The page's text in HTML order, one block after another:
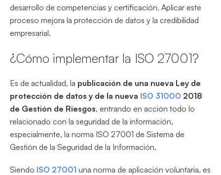
desarrollo de competencias y certificación. Aplicar este
proceso mejora la protección de datos y la credibilidad
empresarial.
¿Cómo implementar la ISO 27001?
Es de actualidad, la publicación de una nueva Ley de
protección de datos y de la nueva ISO 31000 2018
de Gestión de Riesgos, entrando en acción todo lo
relacionado con la seguridad de la información,
especialmente, la norma ISO 27001 de Sistema de
Gestión de la Seguridad de la Información.
Siendo ISO 27001 una norma de aplicación voluntaria, es